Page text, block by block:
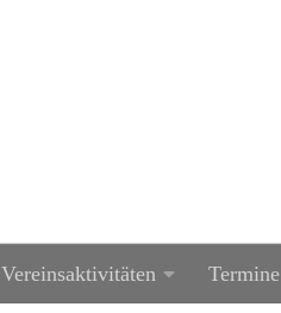
Vereinsaktivitäten Termine